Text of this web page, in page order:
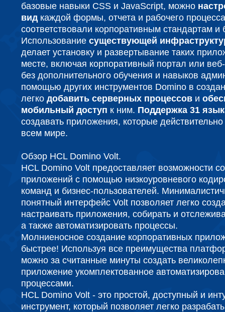
базовые навыки CSS и JavaScript, можно
вид каждой формы, отчета и рабочего
соответствовали корпоративным стандартам и
Использование существующей
делает установку и развертывание таких
месте, включая корпоративный портал или
без дополнительного обучения и навыков
помощью других инструментов Domino в
легко добавить серверных процессов и
мобильный доступ к ним. Поддержка 31
создавать приложения, которые
всем мире.
Обзор HCL Domino Volt.
HCL Domino Volt предоставляет возможности
приложений с помощью низкоуровневого
команд и бизнес-пользователей.
понятный интерфейс Volt позволяет легко
настраивать приложения, собирать и
а также автоматизировать процессы.
Молниеносное создание корпоративных
быстрее! Используя все преимущества
можно за считанные минуты создать
приложение укомплектованное
процессами.
HCL Domino Volt - это простой, доступный и
инструмент, который позволяет легко